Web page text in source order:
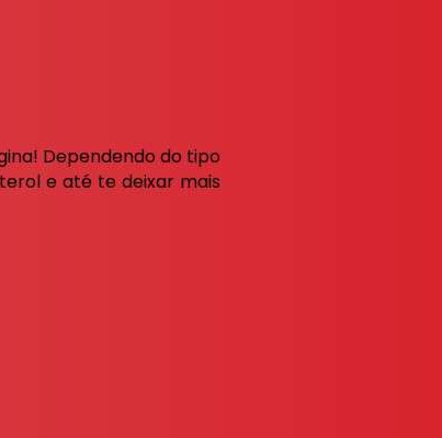
Dependendo do tipo
e até te deixar mais